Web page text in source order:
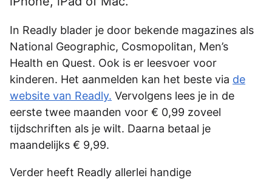
In Readly blader je door bekende magazines als
National Geographic, Cosmopolitan, Men’s
Health en Quest. Ook is er leesvoer voor
kinderen. Het aanmelden kan het beste via de
website van Readly. Vervolgens lees je in de
eerste twee maanden voor € 0,99 zoveel
tijdschriften als je wilt. Daarna betaal je
maandelijks € 9,99.
Verder heeft Readly allerlei handige